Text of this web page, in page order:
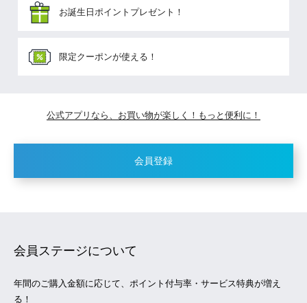
お誕生日ポイントプレゼント！
限定クーポンが使える！
公式アプリなら、お買い物が楽しく！もっと便利に！
会員登録
会員ステージについて
年間のご購入金額に応じて、ポイント付与率・サービス特典が増え
る！